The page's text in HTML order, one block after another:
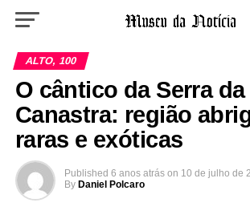
ALTO, 100
O cântico da Serra da
Canastra: região
raras e exóticas
Published 6 anos atrás on 10 de julho de
By Daniel Polcaro